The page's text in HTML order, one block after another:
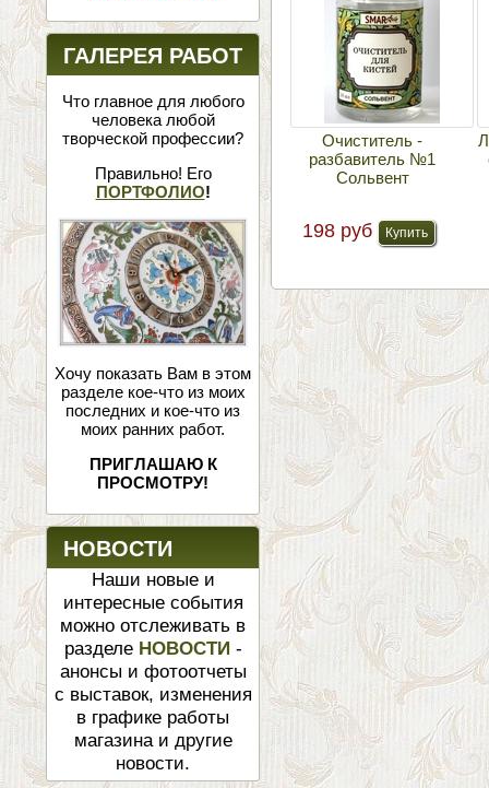
ГАЛЕРЕЯ РАБОТ
Что главное для любого
человека любой
творческой профессии?
Правильно! Его
ПОРТФОЛИО!
Хочу показать Вам в этом
разделе кое-что из моих
последних и кое-что из
моих ранних работ.
ПРИГЛАШАЮ К
ПРОСМОТРУ!
НОВОСТИ
Наши новые и
интересные события
можно отслеживать в
разделе НОВОСТИ -
анонсы и фотоотчеты
с выставок, изменения
в графике работы
магазина и другие
новости.
Очиститель -
разбавитель №1
Сольвент
198 руб